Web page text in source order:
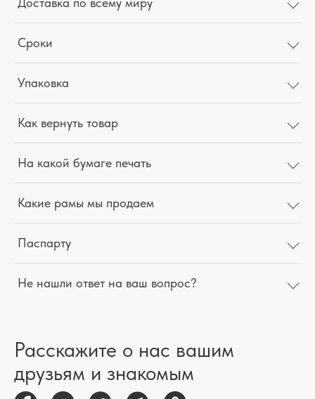
Сроки
Упаковка
Как вернуть товар
На какой бумаге печать
Какие рамы мы продаем
Паспарту
Не нашли ответ на ваш вопрос?
Расскажите о нас вашим
друзьям и знакомым